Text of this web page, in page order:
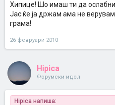
Хипице! Шо имаш ти да
Јас ќе ја држам ама не
грама!
26 февруари 2010
Hipica
Форумски идол
Hipica напиша: